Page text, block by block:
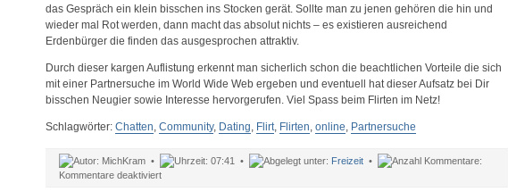
das Gespräch ein klein bisschen ins Stocken gerät. Sollte man zu jenen gehören die hin und
wieder mal Rot werden, dann macht das absolut nichts – es existieren ausreichend
Erdenbürger die finden das ausgesprochen attraktiv.
Durch dieser kargen Auflistung erkennt man sicherlich schon die beachtlichen Vorteile die sich
mit einer Partnersuche im World Wide Web ergeben und eventuell hat dieser Aufsatz bei Dir
bisschen Neugier sowie Interesse hervorgerufen. Viel Spass beim Flirten im Netz!
Schlagwörter: Chatten, Community, Dating, Flirt, Flirten, online, Partnersuche
MichKram • 07:41 • Freizeit•
Kommentare deaktiviertfür